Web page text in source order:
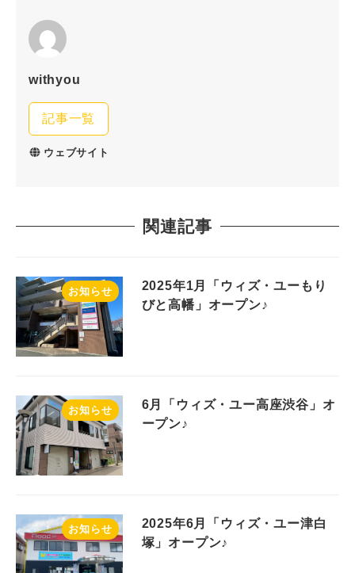
withyou
記事一覧
ウェブサイト
関連記事
お知らせ
2025年1月「ウィズ・ユーもり
びと高幡」オープン♪
お知らせ
6月「ウィズ・ユー高座渋谷」オ
ープン♪
お知らせ
2025年6月「ウィズ・ユー津白
塚」オープン♪